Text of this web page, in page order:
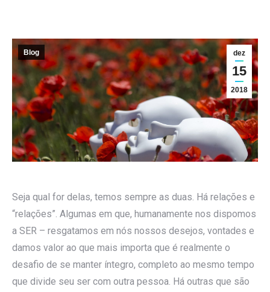
dez
15
2018
Blog
Seja qual for delas, temos sempre as duas. Há relações e
“relações”. Algumas em que, humanamente nos dispomos
a SER – resgatamos em nós nossos desejos, vontades e
damos valor ao que mais importa que é realmente o
desafio de se manter íntegro, completo ao mesmo tempo
que divide seu ser com outra pessoa. Há outras que são